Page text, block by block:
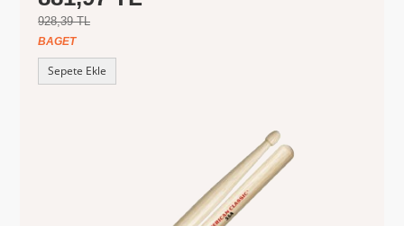
928,39 TL
BAGET
Sepete Ekle